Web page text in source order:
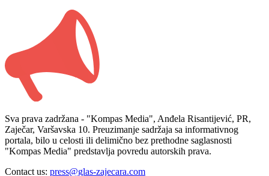
Sva prava zadržana - "Kompas Media", Anđela Risantijević, PR,
Zaječar, Varšavska 10. Preuzimanje sadržaja sa informativnog
portala, bilo u celosti ili delimično bez prethodne saglasnosti
"Kompas Media" predstavlja povredu autorskih prava.
Contact us: press@glas-zajecara.com